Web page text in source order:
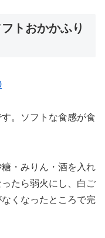
トおかかふり
。ソフトな食感が食
・みりん・酒を入れ
たら弱火にし、白ご
くなったところで完